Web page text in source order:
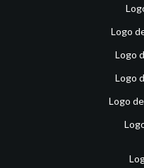
Logo
Logo
Logo
Logo